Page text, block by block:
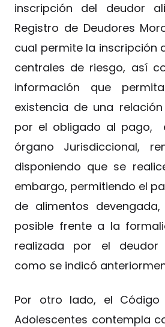
inscripción del deudor
Registro de Deudores
cual permite la inscripción
centrales de riesgo, así
información que
existencia de una
por el obligado al pago,
órgano Jurisdiccional,
disponiendo que se
embargo, permitiendo el
de alimentos
posible frente a la
realizada por el deudor
como se indicó
Por otro lado, el
Adolescentes contempla